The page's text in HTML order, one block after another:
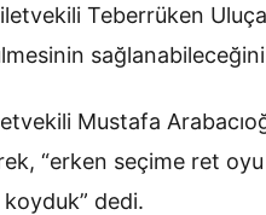
Teberrüken
Mustafa
“erken seçime ret
dedi.